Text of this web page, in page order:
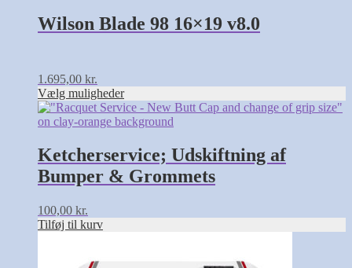
Wilson Blade 98 16×19 v8.0
1.695,00 kr.
Vælg muligheder
flere
varianter.
vælges
på
varesiden
Ketcherservice; Udskiftning af
Bumper & Grommets
100,00 kr.
Tilføj til kurv